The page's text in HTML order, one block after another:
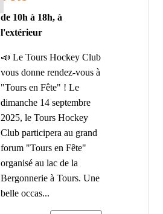
de 10h à 18h, à
l'extérieur
📣 Le Tours Hockey Club
vous donne rendez-vous à
"Tours en Fête" ! Le
dimanche 14 septembre
2025, le Tours Hockey
Club participera au grand
forum "Tours en Fête"
organisé au lac de la
Bergonnerie à Tours. Une
belle occas...